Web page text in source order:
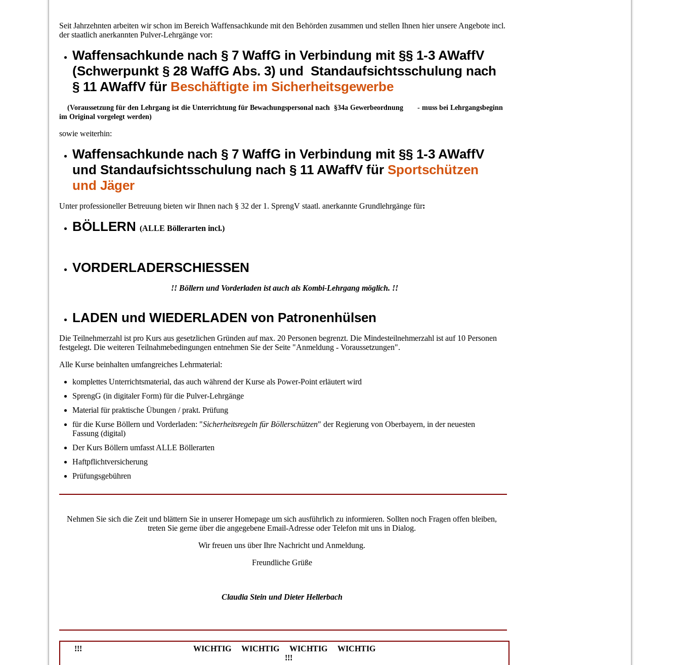
Seit Jahrzehnten arbeiten wir schon im Bereich Waffensachkunde mit den Behörden zusammen und stellen Ihnen hier unsere Angebote incl.
der staatlich anerkannten Pulver-Lehrgänge vor:
Waffensachkunde nach § 7 WaffG in Verbindung mit §§ 1-3 AWaffV
(Schwerpunkt § 28 WaffG Abs. 3) und Standaufsichtsschulung nach
§ 11 AWaffV für Beschäftigte im Sicherheitsgewerbe
(Voraussetzung für den Lehrgang ist die Unterrichtung für Bewachungspersonal nach §34a Gewerbeordnung - muss bei Lehrgangsbeginn
im Original vorgelegt werden)
sowie weiterhin:
Waffensachkunde nach § 7 WaffG in Verbindung mit §§ 1-3 AWaffV
und Standaufsichtsschulung nach § 11 AWaffV für Sportschützen
und Jäger
Unter professioneller Betreuung bieten wir Ihnen nach § 32 der 1. SprengV staatl. anerkannte Grundlehrgänge für:
BÖLLERN (ALLE Böllerarten incl.)
VORDERLADERSCHIESSEN
!! Böllern und Vorderladen ist auch als Kombi-Lehrgang möglich. !!
LADEN und WIEDERLADEN von Patronenhülsen
Die Teilnehmerzahl ist pro Kurs aus gesetzlichen Gründen auf max. 20 Personen begrenzt. Die Mindesteilnehmerzahl ist auf 10 Personen
festgelegt. Die weiteren Teilnahmebedingungen entnehmen Sie der Seite "Anmeldung - Voraussetzungen".
Alle Kurse beinhalten umfangreiches Lehrmaterial:
komplettes Unterrichtsmaterial, das auch während der Kurse als Power-Point erläutert wird
SprengG (in digitaler Form) für die Pulver-Lehrgänge
Material für praktische Übungen / prakt. Prüfung
für die Kurse Böllern und Vorderladen: "Sicherheitsregeln für Böllerschützen" der Regierung von Oberbayern, in der neuesten
Fassung (digital)
Der Kurs Böllern umfasst ALLE Böllerarten
Haftpflichtversicherung
Prüfungsgebühren
Nehmen Sie sich die Zeit und blättern Sie in unserer Homepage um sich ausführlich zu informieren. Sollten noch Fragen offen bleiben,
treten Sie gerne über die angegebene Email-Adresse oder Telefon mit uns in Dialog.
Wir freuen uns über Ihre Nachricht und Anmeldung.
Freundliche Grüße
Claudia Stein und Dieter Hellerbach
!!! WICHTIG WICHTIG WICHTIG WICHTIG
!!!